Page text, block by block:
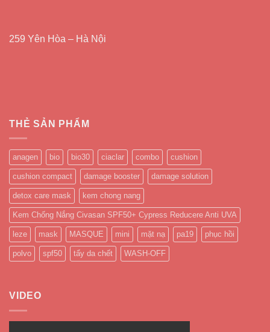
259 Yên Hòa – Hà Nội
THẺ SẢN PHẨM
anagen bio bio30 ciaclar combo cushion
cushion compact damage booster damage solution
detox care mask kem chong nang
Kem Chống Nắng Civasan SPF50+ Cypress Reducere Anti UVA
leze mask MASQUE mini mặt nạ pa19 phục hồi
polvo spf50 tẩy da chết WASH-OFF
VIDEO